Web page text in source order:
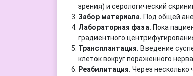
зрения) и серологический
Забор материала. Под общей
Лабораторная фаза. Пока
градиентного
Трансплантация. Введение
клеток вокруг пораженного нерва.
Реабилитация. Через